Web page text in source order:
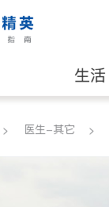
生活
律师
医生-其它